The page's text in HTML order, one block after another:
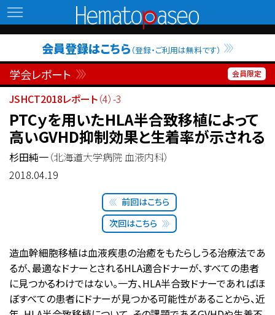
Hematopaseo
会員登録はこちら （登録・ご利用は無料です）
学会レポート
JSHCT2018レポート（4）-3
PTCｙを用いたHLA半合致移植によって
高いGVHD抑制効果と生着率が示される
杉田純一（北海道大学病院 血液内科）
2018.04.19
次回はこちら
前回はこちら
造血幹細胞移植は血液疾患の治癒をもたらしうる治療法であ
るが、最適なドナーとされるHLA適合ドナーが、すべての患者
に見つかるわけではない。一方、HLA半合致ドナーであればほ
ぼすべての患者にドナーが見つかる可能性があることから、近